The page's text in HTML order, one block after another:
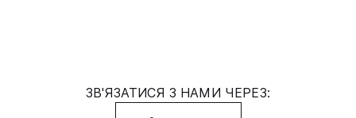
ЗВ'ЯЗАТИСЯ З НАМИ ЧЕРЕЗ: